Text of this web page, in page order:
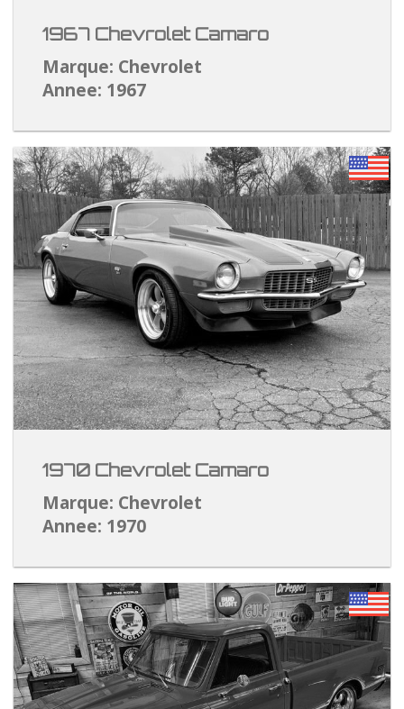
1967 Chevrolet Camaro
Marque: Chevrolet
Annee: 1967
1970 Chevrolet Camaro
Marque: Chevrolet
Annee: 1970